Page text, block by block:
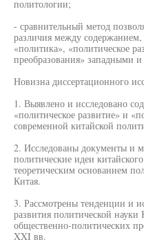
политологии;
- сравнительный метод
различия между содержанием,
«политика», «политическое
преобразования» западными
Новизна диссертационного
1. Выявлено и исследовано
«политическое развитие» и
современной китайской
2. Исследованы документы и
политические идеи
теоретическим основанием
Китая.
3. Рассмотрены тенденции и
развития политической
общественно-политических
XXI вв.